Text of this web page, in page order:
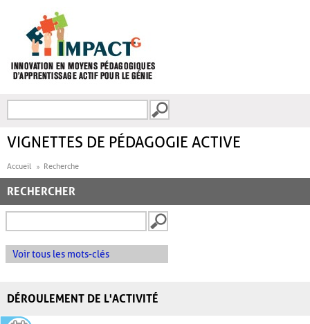
FORMULAIRE DE
VIGNETTES DE PÉDAGOGIE ACTIVE
Accueil Recherche
RECHERCHER
Voir tous les mots-clés
DÉROULEMENT DE L'ACTIVITÉ